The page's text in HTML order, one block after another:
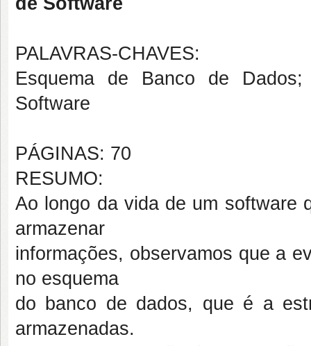
PALAVRAS-CHAVES:
Esquema de Banco de
Software
PÁGINAS: 70
RESUMO:
Ao longo da vida de um software
armazenar
informações, observamos que a
no esquema
do banco de dados, que é a
armazenadas.